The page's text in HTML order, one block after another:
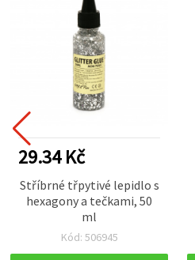
29.34 Kč
Stříbrné třpytivé lepidlo s
hexagony a tečkami, 50
ml
Kód: 506945